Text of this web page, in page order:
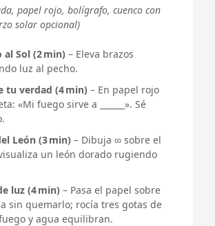
papel rojo, bolígrafo, cuenco con
solar opcional)
al Sol (2 min) – Eleva brazos
luz al pecho.
tu verdad (4 min) – En papel rojo
«Mi fuego sirve a ______». Sé
León (3 min) – Dibuja ∞ sobre el
un león dorado rugiendo
luz (4 min) – Pasa el papel sobre
sin quemarlo; rocía tres gotas de
y agua equilibran.